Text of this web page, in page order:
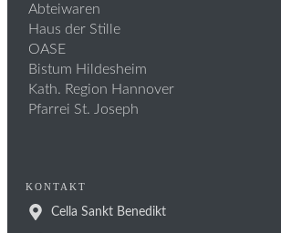
Abteiwaren
Haus der Stille
OASE
Bistum Hildesheim
Kath. Region Hannover
Pfarrei St. Joseph
KONTAKT
Cella Sankt Benedikt